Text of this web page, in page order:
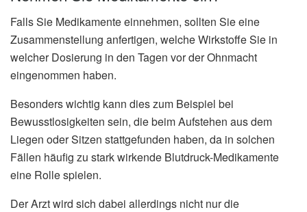
Falls Sie Medikamente einnehmen, sollten Sie eine
Zusammenstellung anfertigen, welche Wirkstoffe Sie in
welcher Dosierung in den Tagen vor der Ohnmacht
eingenommen haben.
Besonders wichtig kann dies zum Beispiel bei
Bewusstlosigkeiten sein, die beim Aufstehen aus dem
Liegen oder Sitzen stattgefunden haben, da in solchen
Fällen häufig zu stark wirkende Blutdruck-Medikamente
eine Rolle spielen.
Der Arzt wird sich dabei allerdings nicht nur die